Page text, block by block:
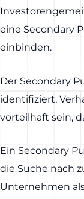
eine Secondary
einbinden.
Der Secondary
identifiziert,
vorteilhaft sein,
Ein Secondary
die Suche nach
Unternehmen